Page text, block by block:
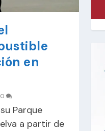
en
0
Parque
a partir de